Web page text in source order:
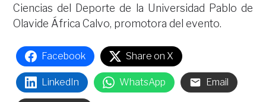
Ciencias del Deporte de la Universidad Pablo de
Olavide África Calvo, promotora del evento.
Facebook Share on X
LinkedIn WhatsApp Email